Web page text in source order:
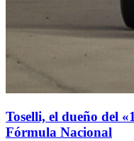
Toselli, el dueño del
Fórmula Nacional